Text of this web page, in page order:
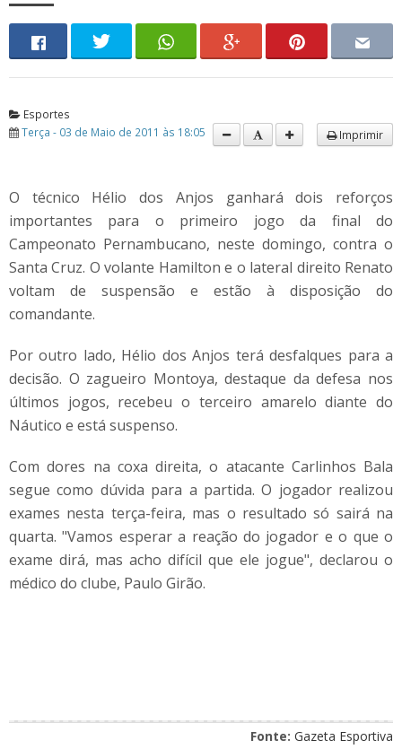
Esportes
Terça - 03 de Maio de 2011 às 18:05
Imprimir
O técnico Hélio dos Anjos ganhará dois reforços
importantes para o primeiro jogo da final do
Campeonato Pernambucano, neste domingo, contra o
Santa Cruz. O volante Hamilton e o lateral direito Renato
voltam de suspensão e estão à disposição do
comandante.
Por outro lado, Hélio dos Anjos terá desfalques para a
decisão. O zagueiro Montoya, destaque da defesa nos
últimos jogos, recebeu o terceiro amarelo diante do
Náutico e está suspenso.
Com dores na coxa direita, o atacante Carlinhos Bala
segue como dúvida para a partida. O jogador realizou
exames nesta terça-feira, mas o resultado só sairá na
quarta. "Vamos esperar a reação do jogador e o que o
exame dirá, mas acho difícil que ele jogue", declarou o
médico do clube, Paulo Girão.
Fonte: Gazeta Esportiva